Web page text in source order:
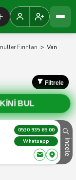
Fırınları > Van
Filtrele
BUL
0530 935 65 00
Whatsapp
İncele